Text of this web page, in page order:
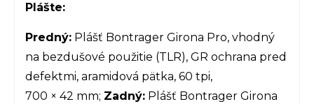
Plášte:
Predný: Plášť Bontrager Girona Pro, vhodný
na bezdušové použitie (TLR), GR ochrana pred
defektmi, aramidová pätka, 60 tpi,
700 × 42 mm; Zadný: Plášť Bontrager Girona